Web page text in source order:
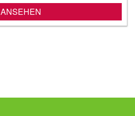
ANSEHEN